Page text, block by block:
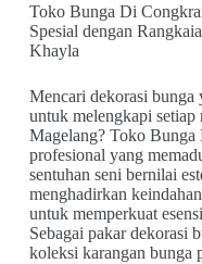
Toko Bunga Di
Spesial dengan
Khayla
Mencari dekorasi bunga
untuk melengkapi
Magelang? Toko Bunga
profesional yang
sentuhan seni bernilai
menghadirkan
untuk memperkuat
Sebagai pakar dekorasi
koleksi karangan bunga